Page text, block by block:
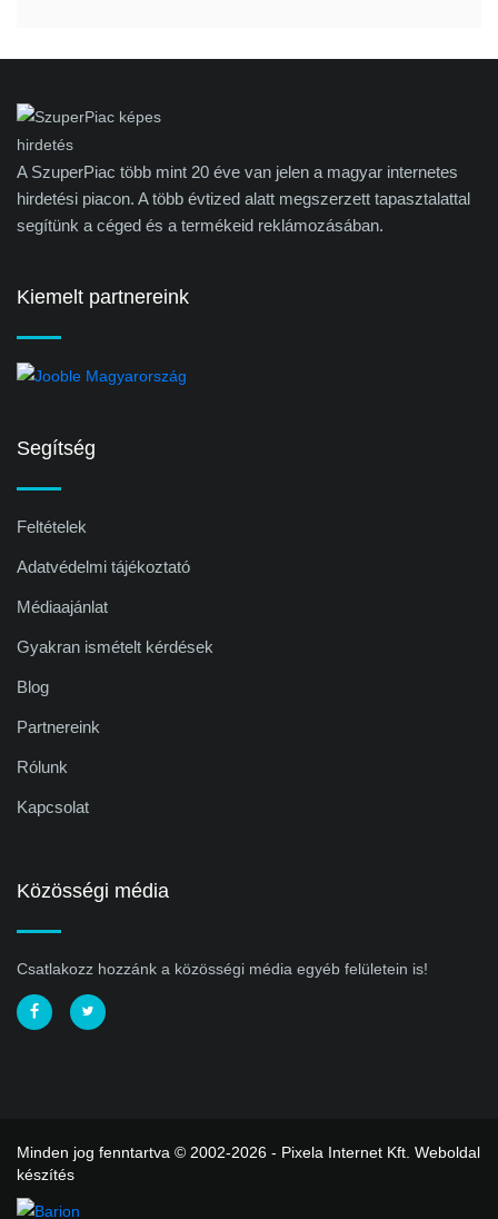
A SzuperPiac több mint 20 éve van jelen a magyar internetes
hirdetési piacon. A több évtized alatt megszerzett tapasztalattal
segítünk a céged és a termékeid reklámozásában.
Kiemelt partnereink
Segítség
Feltételek
Adatvédelmi tájékoztató
Médiaajánlat
Gyakran ismételt kérdések
Blog
Partnereink
Rólunk
Kapcsolat
Közösségi média
Csatlakozz hozzánk a közösségi média egyéb felületein is!
Minden jog fenntartva © 2002-2026 - Pixela Internet Kft. Weboldal
készítés